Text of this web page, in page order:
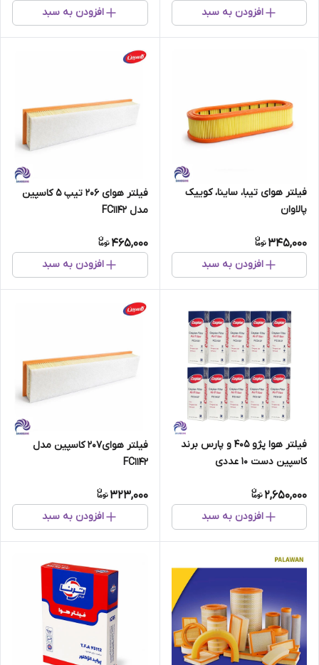
افزودن به سبد افزودن به سبد
فیلتر هوای تیبا، ساینا، کوییک
پالاوان
345,000
افزودن به سبد
فیلتر هوای 206 تیپ 5 کاسپین
مدل FC1142
465,000
افزودن به سبد
فیلتر هوا پژو 405 و پارس برند
کاسپین دست 10 عددی
2,650,000
افزودن به سبد
فیلتر هوای207 کاسپین مدل
FC1142
323,000
افزودن به سبد